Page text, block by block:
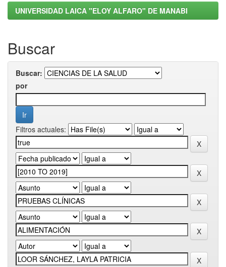
UNIVERSIDAD LAICA "ELOY ALFARO" DE MANABI
Buscar
Buscar:
por
Filtros actuales: